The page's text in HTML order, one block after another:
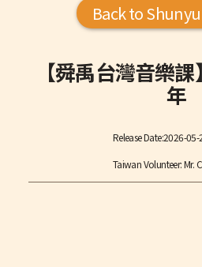
Back to
【舜禹台灣音樂
年
Release Date:2026-05-
Taiwan Volunteer: Mr.